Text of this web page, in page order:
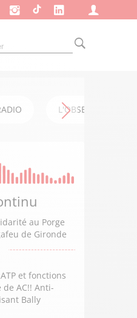
L'OBSERVATOIRE
au Porge
de Gironde
et fonctions
AC!! Anti-
Bally